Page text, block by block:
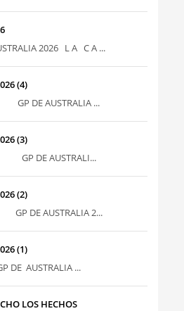
2026 L A C A ...
(4)
DE AUSTRALIA ...
(3)
GP DE AUSTRALI...
(2)
DE AUSTRALIA 2...
(1)
AUSTRALIA ...
LOS HECHOS